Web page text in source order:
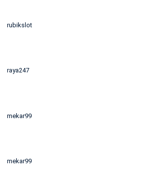
rubikslot
raya247
mekar99
mekar99